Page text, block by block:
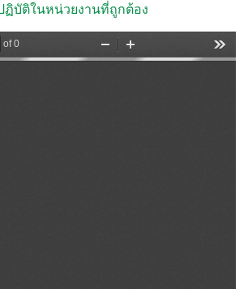
ฏิบัติในหน่วยงานที่ถูกต้อง